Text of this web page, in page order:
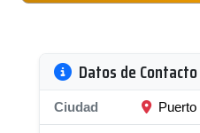
Datos de Contacto
Ciudad